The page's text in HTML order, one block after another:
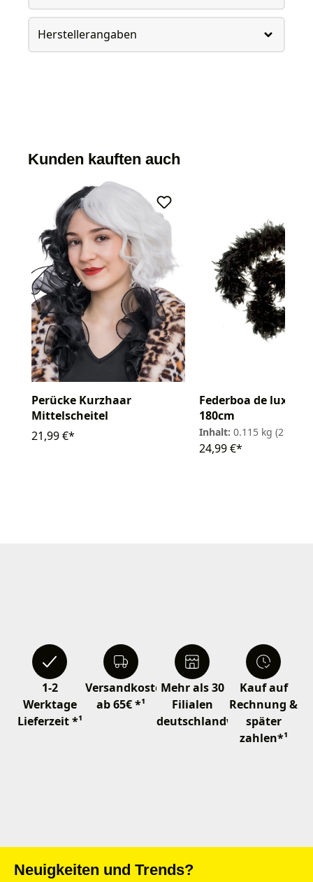
Herstellerangaben
Kunden kauften auch
Perücke Kurzhaar
Mittelscheitel
21,99 €*
Federboa de luxe
180cm
Inhalt: 0.115 kg (217,30
24,99 €*
1-2
Werktage
Lieferzeit *¹
Versandkostenfrei
ab 65€ *¹
Mehr als 30
Filialen
deutschlandweit
Kauf auf
Rechnung &
später
zahlen*¹
Neuigkeiten und Trends?